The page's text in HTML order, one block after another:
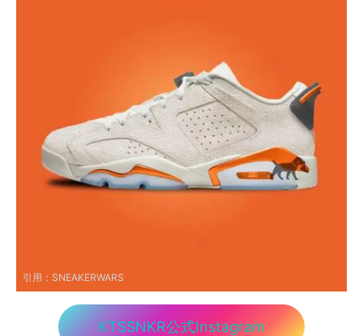
引用： SNEAKERWARS
KTSSNKR公式Instagram